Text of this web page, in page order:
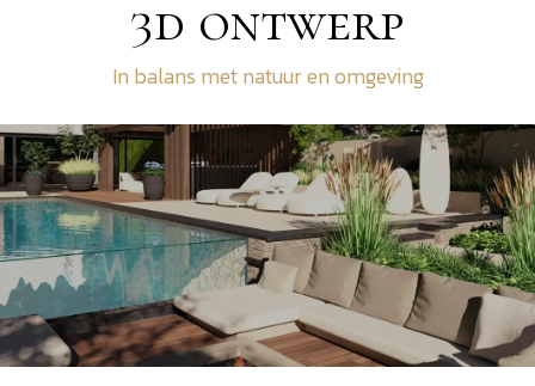
3d ontwerp
In balans met natuur en omgeving